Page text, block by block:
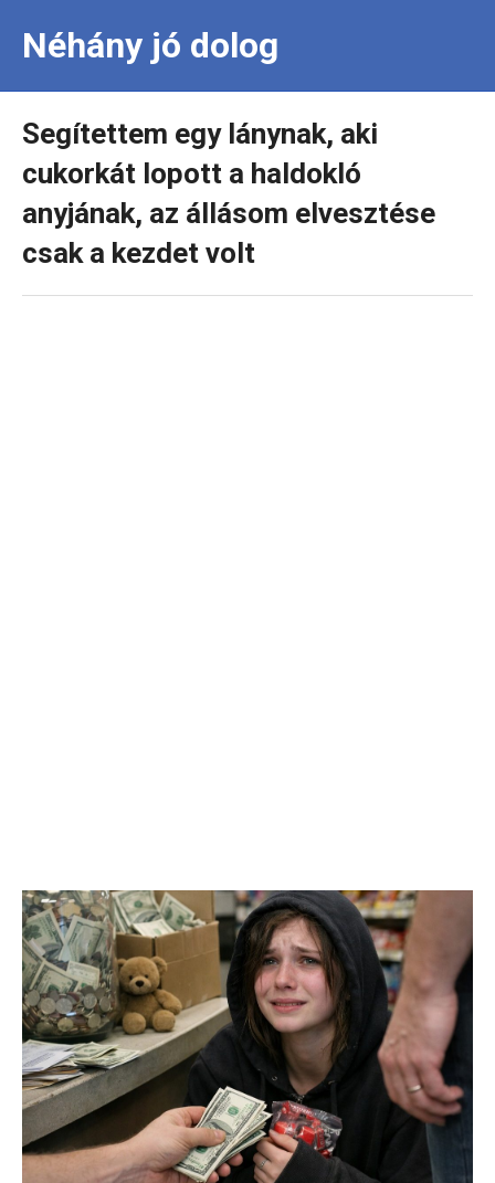
Néhány jó dolog
Segítettem egy lánynak, aki
cukorkát lopott a haldokló
anyjának, az állásom elvesztése
csak a kezdet volt